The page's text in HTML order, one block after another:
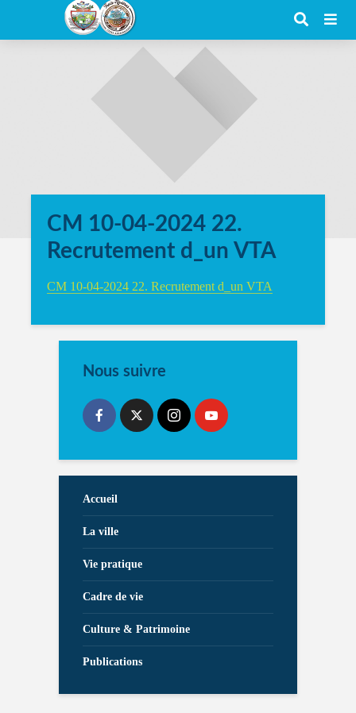
CM 10-04-2024 22.
Recrutement d_un VTA
CM 10-04-2024 22. Recrutement d_un VTA
Nous suivre
Accueil
La ville
Vie pratique
Cadre de vie
Culture & Patrimoine
Publications